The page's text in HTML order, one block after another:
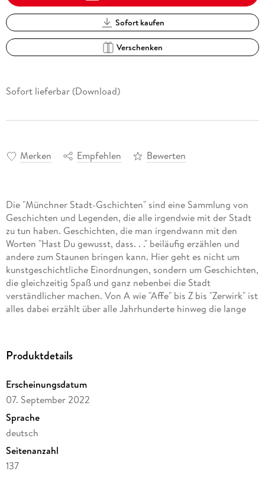
Sofort kaufen
Verschenken
Sofort lieferbar (Download)
Merken Empfehlen Bewerten
Die "Münchner Stadt-Gschichten" sind eine Sammlung von
Geschichten und Legenden, die alle irgendwie mit der Stadt
zu tun haben. Geschichten, die man irgendwann mit den
Worten "Hast Du gewusst, dass. . ." beiläufig erzählen und
andere zum Staunen bringen kann. Hier geht es nicht um
kunstgeschichtliche Einordnungen, sondern um Geschichten,
die gleichzeitig Spaß und ganz nebenbei die Stadt
verständlicher machen. Von A wie "Affe" bis Z bis "Zerwirk" ist
alles dabei erzählt über alle Jahrhunderte hinweg die lange
und Kirchen. Geschichten von Königen, Pilgern,
Münchnerinnen und natürlich dem Teufel.
Produktdetails
Erscheinungsdatum
07. September 2022
Sprache
deutsch
Seitenanzahl
137